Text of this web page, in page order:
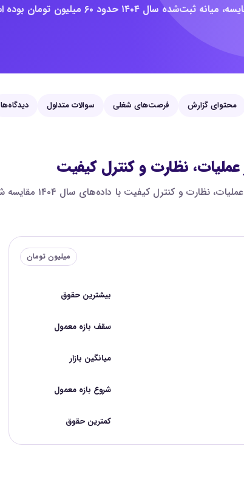
حدود ۷۵ میلیون تومان است؛ برای مقایسه،
محتوای گزارش فرصت‌های شغلی سوالات متداول دیدگاه‌ها
نظارت و کنترل کیفیت
در این
میلیون تومان
بیشترین حقوق
سقف بازه معمول
میانگین بازار
شروع بازه معمول
کمترین حقوق